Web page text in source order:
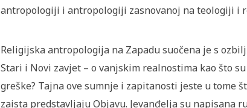
antropologiji i antropologiji zasnovanoj na teologiji i
Religijska antropologija na Zapadu suočena je s
Stari i Novi zavjet – o vanjskim realnostima kao što
greške? Tajna ove sumnje i zapitanosti jeste u tome
zaista predstavljaju Objavu. Jevanđelja su napisana